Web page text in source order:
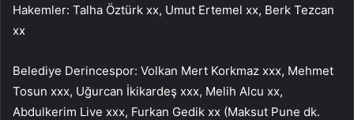
Hakemler: Talha Öztürk xx, Umut Ertemel xx, Berk Tezcan
xx
Belediye Derincespor: Volkan Mert Korkmaz xxx, Mehmet
Tosun xxx, Uğurcan İkikardeş xxx, Melih Alcu xx,
Abdulkerim Live xxx, Furkan Gedik xx (Maksut Pune dk.